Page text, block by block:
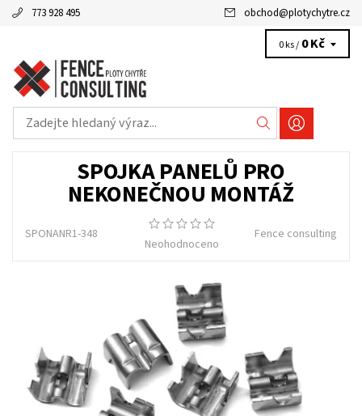
773 928 495 obchod@plotychytre.cz
0 ks / 0 Kč
SPOJKA PANELŮ PRO
NEKONEČNOU MONTÁŽ
SPONANR1-348
Neohodnoceno
Fence consulting